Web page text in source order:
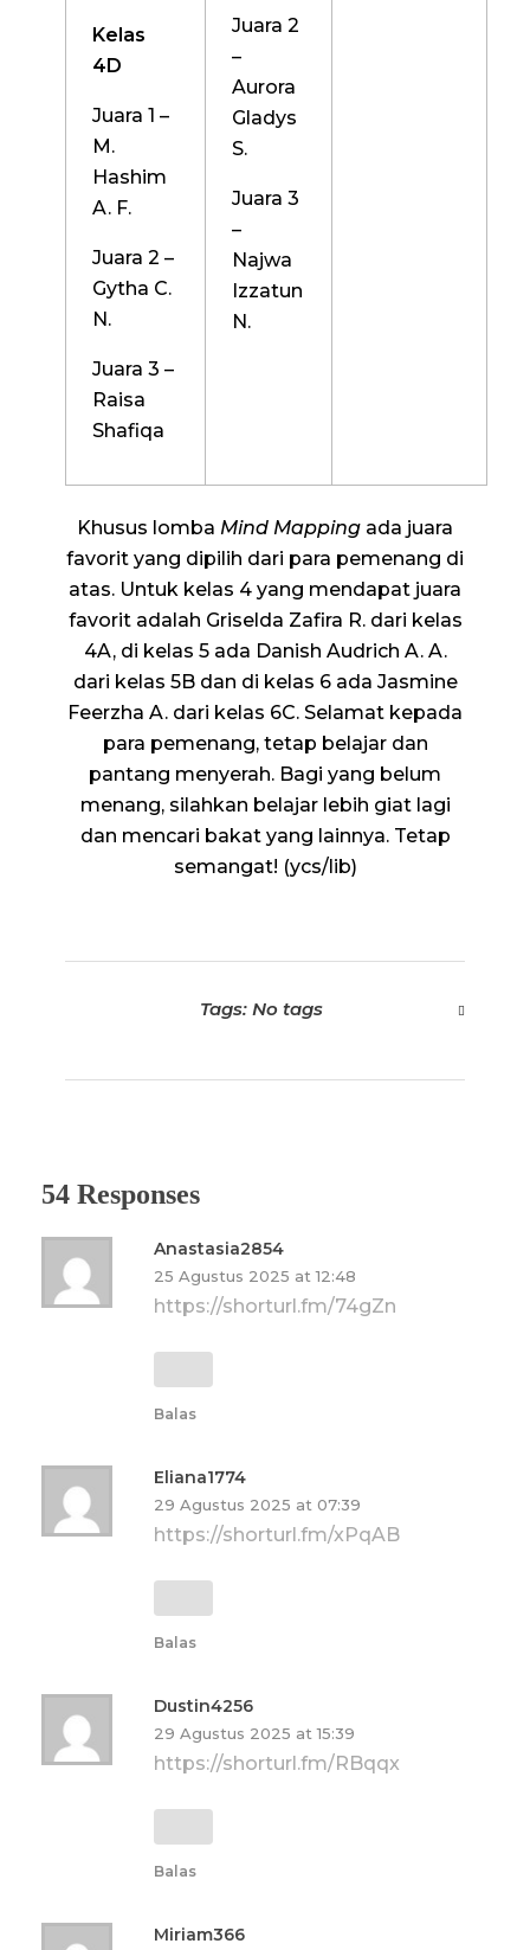
Kelas
4D
Juara 1 –
M.
Hashim
A. F.
Juara 2 –
Gytha C.
N.
Juara 3 –
Raisa
Shafiqa
Juara 2
–
Aurora
Gladys
S.
Juara 3
–
Najwa
Izzatun
N.
Khusus lomba Mind Mapping ada juara
favorit yang dipilih dari para pemenang di
atas. Untuk kelas 4 yang mendapat juara
favorit adalah Griselda Zafira R. dari kelas
4A, di kelas 5 ada Danish Audrich A. A.
dari kelas 5B dan di kelas 6 ada Jasmine
Feerzha A. dari kelas 6C. Selamat kepada
para pemenang, tetap belajar dan
pantang menyerah. Bagi yang belum
menang, silahkan belajar lebih giat lagi
dan mencari bakat yang lainnya. Tetap
semangat! (ycs/lib)
Tags: No tags
54 Responses
Anastasia2854
25 Agustus 2025 at 12:48
https://shorturl.fm/74gZn
Balas
Eliana1774
29 Agustus 2025 at 07:39
https://shorturl.fm/xPqAB
Balas
Dustin4256
29 Agustus 2025 at 15:39
https://shorturl.fm/RBqqx
Balas
Miriam366